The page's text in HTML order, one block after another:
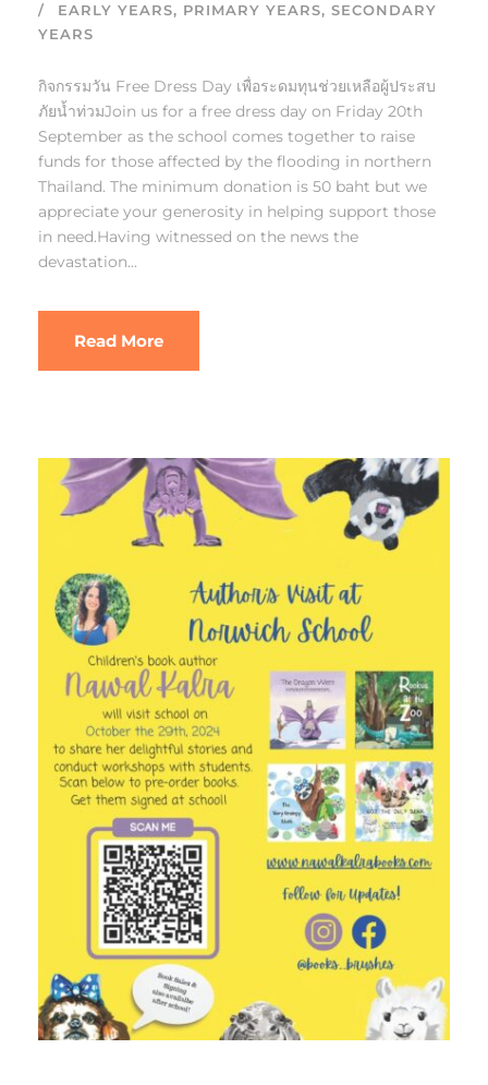
EARLY YEARS, PRIMARY YEARS, SECONDARY
YEARS
กิจกรรมวัน Free Dress Day เพื่อระดมทุนช่วยเหลือผู้ประสบ
ภัยน้ำท่วมJoin us for a free dress day on Friday 20th
September as the school comes together to raise
funds for those affected by the flooding in northern
Thailand. The minimum donation is 50 baht but we
appreciate your generosity in helping support those
in need.Having witnessed on the news the
devastation...
Read More